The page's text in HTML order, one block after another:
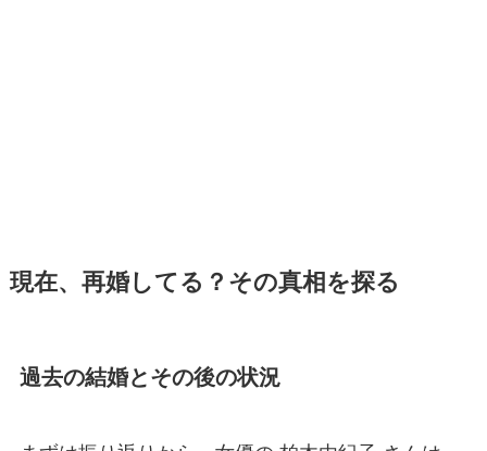
現在、再婚してる？その真相を探る
過去の結婚とその後の状況